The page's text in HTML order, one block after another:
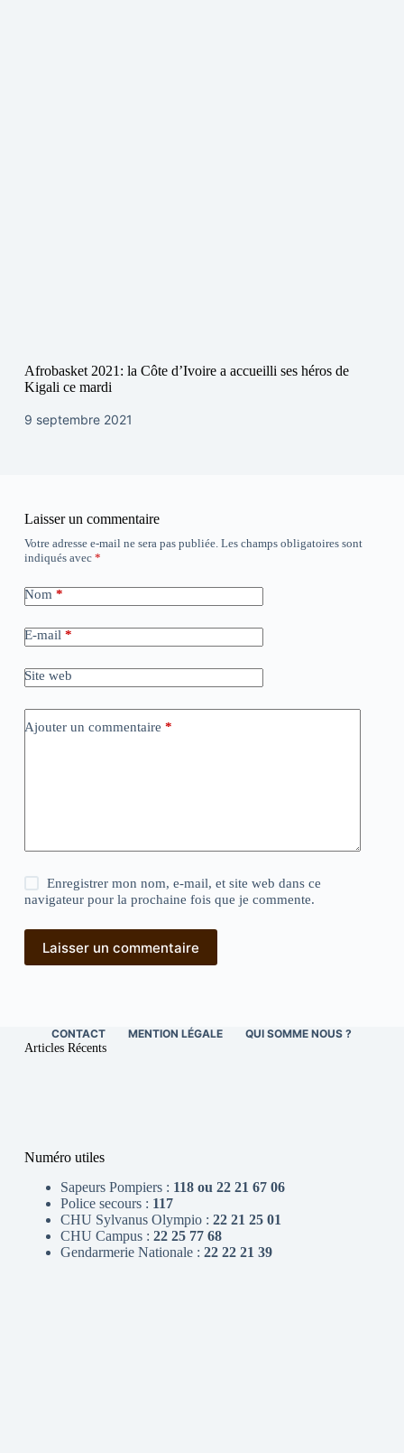
Afrobasket 2021: la Côte d’Ivoire a accueilli ses héros de
Kigali ce mardi
9 septembre 2021
Laisser un commentaire
Votre adresse e-mail ne sera pas publiée. Les champs obligatoires sont
indiqués avec *
Nom *
E-mail *
Site web
Ajouter un commentaire *
Enregistrer mon nom, e-mail, et site web dans ce
navigateur pour la prochaine fois que je commente.
Laisser un commentaire
CONTACT MENTION LÉGALE QUI SOMME NOUS ?
Articles Récents
Numéro utiles
Sapeurs Pompiers : 118 ou 22 21 67 06
Police secours : 117
CHU Sylvanus Olympio : 22 21 25 01
CHU Campus : 22 25 77 68
Gendarmerie Nationale : 22 22 21 39